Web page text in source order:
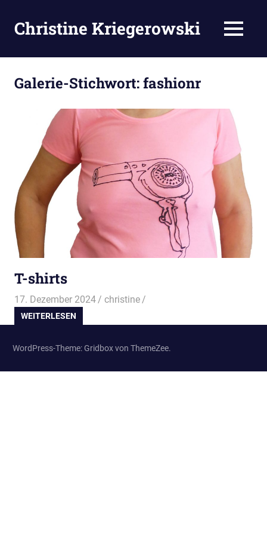
Inhalt
springen
Christine Kriegerowski MENÜ
Galerie-Stichwort:fashionr
T-shirts
17. Dezember 2024 christine
WEITERLESEN
WordPress-Theme: Gridbox von ThemeZee.